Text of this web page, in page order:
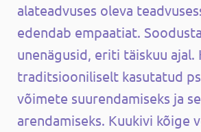
alateadvuses oleva
edendab empaatiat.
unenägusid, eriti täiskuu ajal.
traditsiooniliselt kasutatud
võimete suurendamiseks ja
arendamiseks. Kuukivi kõige